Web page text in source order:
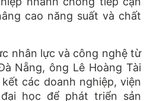
cao năng suất và chất
nhân lực và công nghệ từ
Nẵng, ông Lê Hoàng Tài
các doanh nghiệp, viện
học để phát triển sản